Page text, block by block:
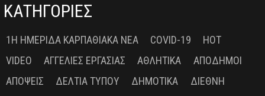
ΚΑΤΗΓΟΡΙΕΣ
1Η ΗΜΕΡΊΔΑ ΚΑΡΠΑΘΙΑΚΆ ΝΈΑ COVID-19
HOT
VIDEO
ΑΓΓΕΛΊΕΣ ΕΡΓΑΣΊΑΣ ΑΘΛΗΤΙΚΆ
ΑΠΌΔΗΜΟΙ
ΑΠΌΨΕΙΣ
ΔΕΛΤΊΑ ΤΎΠΟΥ ΔΗΜΟΤΙΚΆ
ΔΙΕΘΝΉ